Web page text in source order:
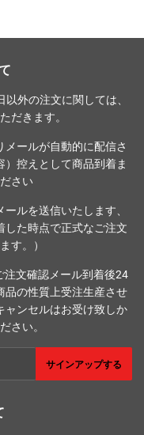
外の注文に関しては、
だきます。
ールが自動的に配信さ
控えとして商品到着ま
さい
ルを送信いたします、
した時点で正式なご注文
す。）
注文確認メール到着後24
品の性質上受注生産させ
ャンセルはお受け致しか
さい。
サインアップする